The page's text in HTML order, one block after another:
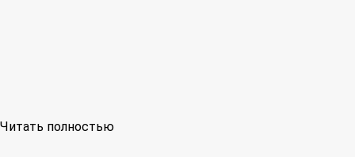
Читать полностью